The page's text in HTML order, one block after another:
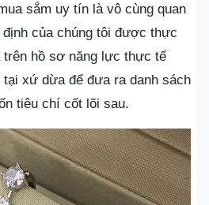
sắm uy tín là vô cùng quan
của chúng tôi được thực
trên hồ sơ năng lực thực tế
xứ dừa để đưa ra danh sách
tiêu chí cốt lõi sau.